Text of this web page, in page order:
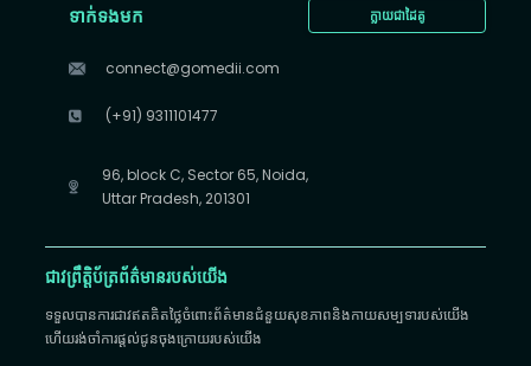
ក្លាយជាដៃគូ
ទាក់ទងមក
connect@gomedii.com
(+91) 9311101477
96, block C, Sector 65, Noida,
Uttar Pradesh, 201301
ជាវព្រឹត្តិប័ត្រព័ត៌មានរបស់យើង
ទទួលបានការជាវឥតគិតថ្លៃចំពោះព័ត៌មានជំនួយសុខភាពនិងកាយសម្បទារបស់យើង
ហើយរង់ចាំការផ្តល់ជូនចុងក្រោយរបស់យើង